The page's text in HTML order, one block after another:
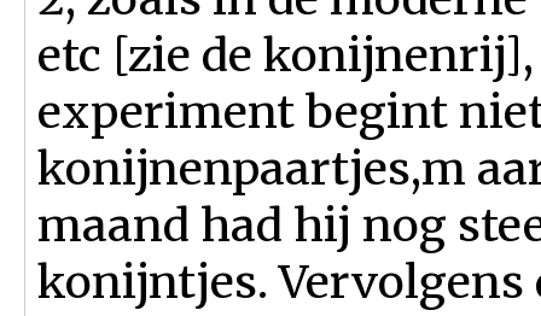
etc [zie de
experiment begint
konijnenpaartjes,m
maand had hij nog
konijntjes. Vervolgens